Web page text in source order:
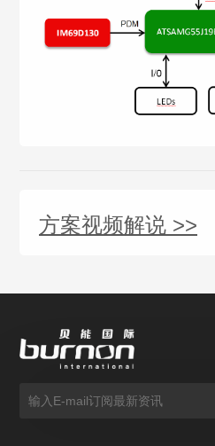
方案视频解说 >>